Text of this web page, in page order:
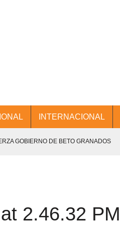
INTERNACIONAL
GOBIERNO DE BETO GRANADOS
MESA DE TRABAJO CON PRESIDENTES
2.46.32 PM